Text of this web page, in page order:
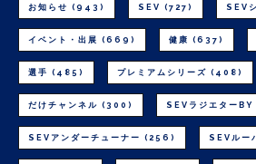
お知らせ (943) SEV (727) SEV
イベント・出展 (669) 健康 (637)
選手 (485) プレミアムシリーズ (408)
だけチャンネル (300) SEVラジエターBY
SEVアンダーチューナー (256) SEVルー